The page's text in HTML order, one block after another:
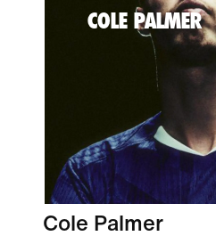
COLE PALMER
Cole Palmer